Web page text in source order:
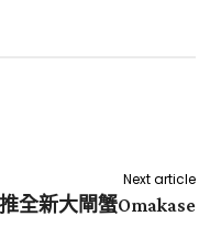
Next article
全新大閘蟹Omakase